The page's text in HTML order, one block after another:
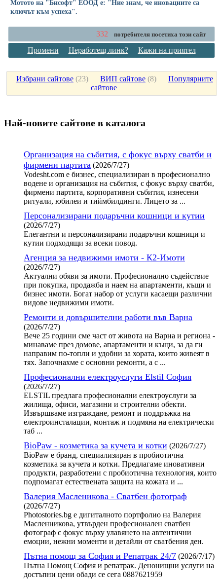
Мотото на "Бисофт" ЕООД е: "Ние знам, че иновациите са
ключът към успеха".
332 потребителя посетиха този сайт
Промени Неработещ линк? Кажи на приятел
Избрани сайтове (23) ВИП сайтове (8) Популярните
сайтове
Най-новите сайтoве в каталога
Организация на събития, с фокус върху сватби и
фирмени партита (2026/7/27)
Vodesht.com е бизнес, специализиран в професионално
водене и организация на събития, с фокус върху сватби,
фирмени партита, корпоративни събития, изнесени
ритуали, юбилеи и тиймбилдинги. Лицето за ...
Персонализирани подаръчни кошници и кутии
(2026/7/27)
Елегантни и персонализирани подаръчни кошници и
кутии подходящи за всеки повод.
Агенция за недвижими имоти - К2-Имоти
(2026/7/27)
Актуални обяви за имоти. Професионално съдействие
при покупка, продажба и наем на апартаменти, къщи и
бизнес имоти. Богат набор от услуги касаещи различни
видове недвижими имоти.
Ремонти и довършителни работи във Варна
(2026/7/27)
Вече 25 години сме част от живота на Варна и региона -
минаваме през домове, апартаменти и къщи, за да ги
направим по-топли и удобни за хората, които живеят в
тях. Започнахме с основни ремонти, а с ...
Професионални електроуслуги Elstil София
(2026/7/27)
ELSTIL предлага професионални електроуслуги за
жилища, офиси, магазини и строителни обекти.
Извършваме изграждане, ремонт и поддръжка на
електроинсталации, монтаж и подмяна на електрически
таб ...
BioPaw - козметика за кучета и котки (2026/7/27)
BioPaw е бранд, специализиран в пробиотична
козметика за кучета и котки. Предлагаме иновативни
продукти, разработени с пробиотична технология, които
подпомагат естествената защита на кожата и ...
Валерия Масленикова - Сватбен фотограф
(2026/7/27)
Photostories.bg е дигиталното портфолио на Валерия
Масленникова, утвърден професионален сватбен
фотограф с фокус върху улавянето на автентични
емоции, нежни моменти и детайли от сватбения ден.
Пътна помощ за София и Репатрак 24/7 (2026/7/17)
Пътна Помощ София и репатрак. Денонищни услуги на
достъпни цени обади се сега 0887621959